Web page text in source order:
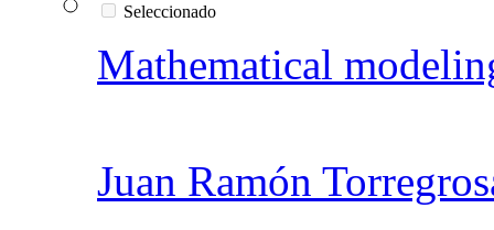
Seleccionado
Mathematical
Juan Ramón